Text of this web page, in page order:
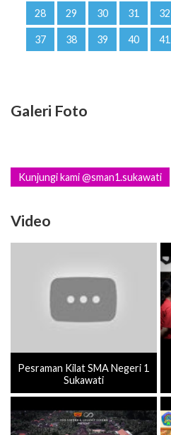
28 29 30 31 32
37 38 39 40 41
Galeri Foto
Kunjungi kami @sman1.sukawati
Video
Pesraman Kilat SMA Negeri 1
Sukawati